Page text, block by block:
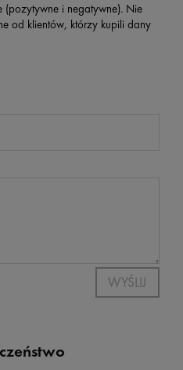
(pozytywne i negatywne). Nie
od klientów, którzy kupili dany
WYŚLIJ